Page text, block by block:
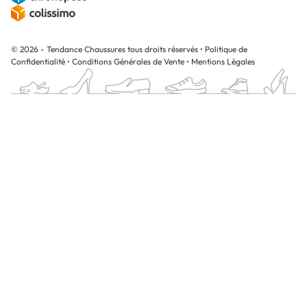
© 2026 - Tendance Chaussures tous droits réservés • Politique de
Confidentialité • Conditions Générales de Vente • Mentions Légales